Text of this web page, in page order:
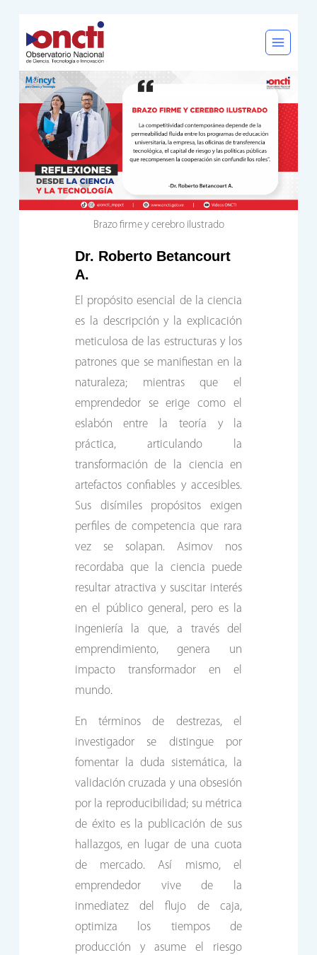
al
contenido
Brazo firme y cerebro ilustrado
Dr. Roberto Betancourt
A.
El propósito esencial de la ciencia
es la descripción y la explicación
meticulosa de las estructuras y los
patrones que se manifiestan en la
naturaleza; mientras que el
emprendedor se erige como el
eslabón entre la teoría y la
práctica, articulando la
transformación de la ciencia en
artefactos confiables y accesibles.
Sus disímiles propósitos exigen
perfiles de competencia que rara
vez se solapan. Asimov nos
recordaba que la ciencia puede
resultar atractiva y suscitar interés
en el público general, pero es la
ingeniería la que, a través del
emprendimiento, genera un
impacto transformador en el
mundo.
En términos de destrezas, el
investigador se distingue por
fomentar la duda sistemática, la
validación cruzada y una obsesión
por la reproducibilidad; su métrica
de éxito es la publicación de sus
hallazgos, en lugar de una cuota
de mercado. Así mismo, el
emprendedor vive de la
inmediatez del flujo de caja,
optimiza los tiempos de
producción y asume el riesgo